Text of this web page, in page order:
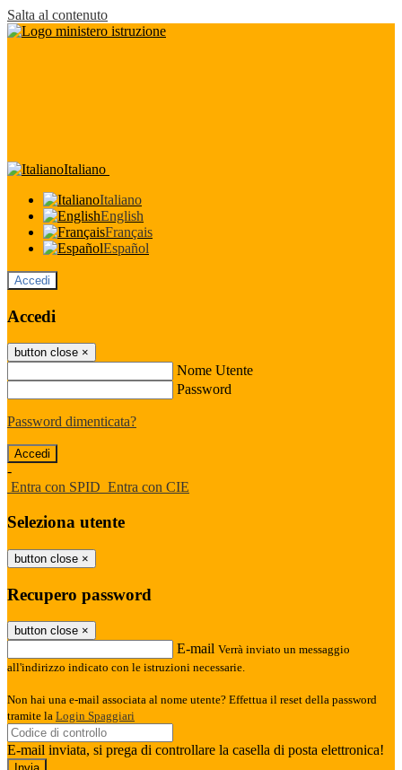
Salta al contenuto
Italiano
Italiano
English
Français
Español
Accedi
Accedi
button close ×
Nome Utente
Password
Password dimenticata?
-
Entra con SPID Entra con CIE
Seleziona utente
button close ×
Recupero password
button close ×
E-mail Verrà inviato un messaggio
all'indirizzo indicato con le istruzioni necessarie.
Non hai una e-mail associata al nome utente? Effettua il reset della password
tramite la Login Spaggiari
E-mail inviata, si prega di controllare la casella di posta elettronica!